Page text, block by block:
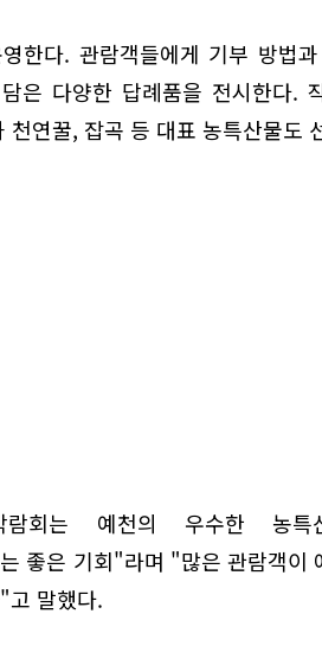
한다. 관람객들에게 기부 방법
은 다양한 답례품을 전시한다.
연꿀, 잡곡 등 대표 농특산물도
회는 예천의 우수한 농특
좋은 기회"라며 "많은 관람객이
고 말했다.